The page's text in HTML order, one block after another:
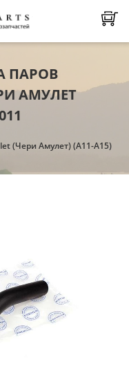
ПАРОВ
АМУЛЕТ
(Чери Амулет) (А11-А15)